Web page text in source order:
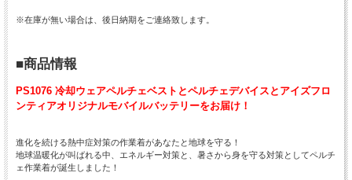
※在庫が無い場合は、後日納期をご連絡致します。
■商品情報
PS1076 冷却ウェアペルチェベストとペルチェデバイスとアイズフロ
ンティアオリジナルモバイルバッテリーをお届け！
進化を続ける熱中症対策の作業着があなたと地球を守る！
地球温暖化が叫ばれる中、エネルギー対策と、暑さから身を守る対策としてペルチ
ェ作業着が誕生しました！